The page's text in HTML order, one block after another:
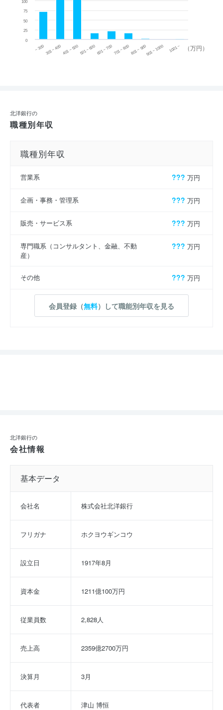
（万円）
~ 300 301 ~ 400 401 ~ 500501 ~ 600601 ~ 700701 ~ 800801 ~ 900901 ~ 1000 1001 ~
0
25
50
75
100
北洋銀行の
職種別年収
職種別年収
営業系 ??? 万円
企画・事務・管理系 ??? 万円
販売・サービス系 ??? 万円
専門職系（コンサルタント、金融、不動
産）
??? 万円
その他 ??? 万円
会員登録（無料）して職能別年収を見る
北洋銀行の
会社情報
基本データ
会社名 株式会社北洋銀行
フリガナ ホクヨウギンコウ
設立日 1917年8月
資本金 1211億100万円
従業員数 2,828人
売上高 2359億2700万円
決算月 3月
代表者 津山 博恒